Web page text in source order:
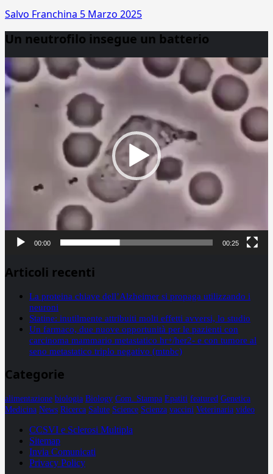
Salvo Franchina 5 Marzo 2025
Un neutrofilo insegue un batterio
Player
00:00 00:25
Articoli recenti
La proteina chiave dell’Alzheimer si propaga utilizzando i
neuroni
Statine: inutilmente attribuiti molti effetti avversi, lo studio
Un farmaco, due nuove opportunità per le pazienti con
carcinoma mammario metastatico hr+/her2- e con tumore al
seno metastatico triplo negativo (mtnbc)
Categorie
alimentazione biologia Biology Com. Stampa Epatiti featured Genetica
Medicina News Ricerca Salute Science Scienza vaccini Veterinaria video
CCSVI e Sclerosi Multipla
Sitemap
Invia Comunicati
Privacy Policy